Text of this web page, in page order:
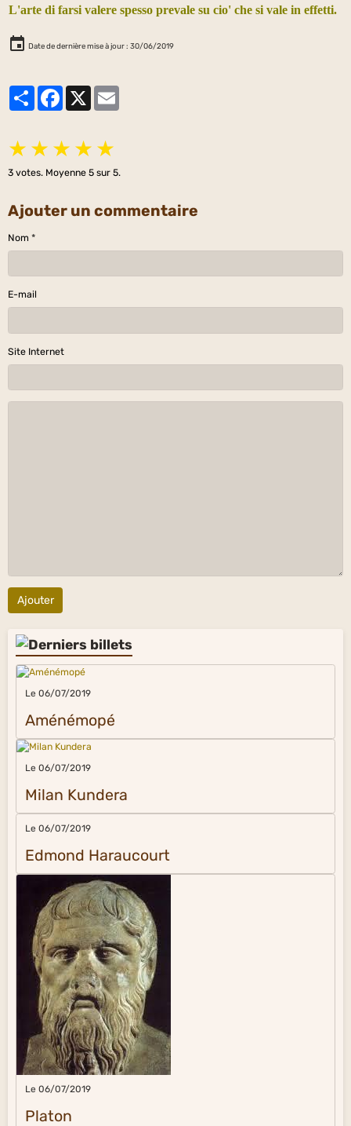
L'arte di farsi valere spesso prevale su cio' che si vale in effetti.
Date de dernière mise à jour : 30/06/2019
PartagerFacebook
X
★ ★ ★ ★ ★
3 votes. Moyenne 5 sur 5.
Ajouter un commentaire
Nom
E-mail
Site Internet
Ajouter
Le 06/07/2019
Aménémopé
Le 06/07/2019
Milan Kundera
Le 06/07/2019
Edmond Haraucourt
Le 06/07/2019
Platon